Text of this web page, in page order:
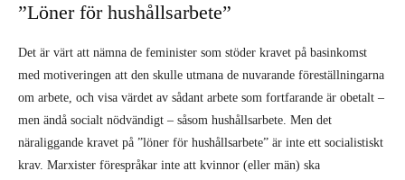
”Löner för hushållsarbete”
Det är värt att nämna de feminister som stöder kravet på basinkomst
med motiveringen att den skulle utmana de nuvarande föreställningarna
om arbete, och visa värdet av sådant arbete som fortfarande är obetalt –
men ändå socialt nödvändigt – såsom hushållsarbete. Men det
näraliggande kravet på ”löner för hushållsarbete” är inte ett socialistiskt
krav. Marxister förespråkar inte att kvinnor (eller män) ska